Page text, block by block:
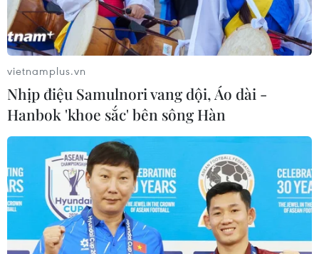
vietnamplus.vn
Nhịp điệu Samulnori vang dội, Áo dài -
Hanbok 'khoe sắc' bên sông Hàn